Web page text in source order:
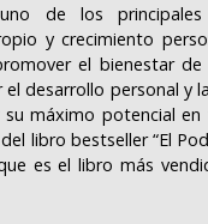
de los
y crecimiento
el bienestar
desarrollo personal y
su máximo potencial
libro bestseller “El
es el libro más